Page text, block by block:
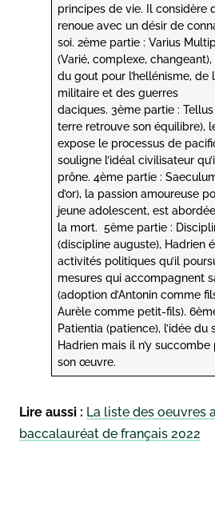
principes de vie. Il considère
renoue avec un désir de
soi. 2ème partie : Varius
(Varié, complexe,
du gout pour l’hellénisme, de
militaire et des guerres
daciques. 3ème partie :
terre retrouve son équilibre),
expose le processus de
souligne l’idéal civilisateur
prône. 4ème partie :
d’or), la passion amoureuse
jeune adolescent, est
la mort. 5ème partie :
(discipline auguste), Hadrien
activités politiques qu’il
mesures qui accompagnent
(adoption d’Antonin comme
Aurèle comme petit-fils).
Patientia (patience), l’idée du
Hadrien mais il n’y
son œuvre.
Lire aussi : La liste des oeuvres
baccalauréat de français 2022